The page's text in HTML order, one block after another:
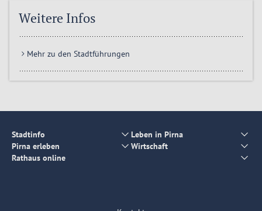
Weitere Infos
Mehr zu den Stadtführungen
Stadtinfo
Leben in Pirna
Pirna erleben
Wirtschaft
Rathaus online